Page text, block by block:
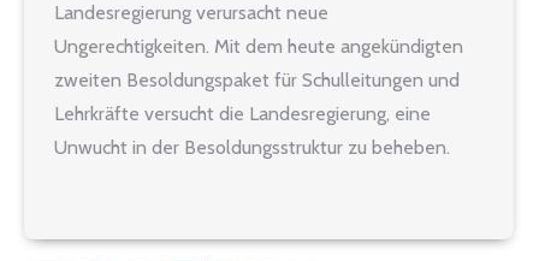
Landesregierung verursacht neue
Ungerechtigkeiten. Mit dem heute angekündigten
zweiten Besoldungspaket für Schulleitungen und
Lehrkräfte versucht die Landesregierung, eine
Unwucht in der Besoldungsstruktur zu beheben.
und der Sekundarstufe I nach A13 zum 1. August